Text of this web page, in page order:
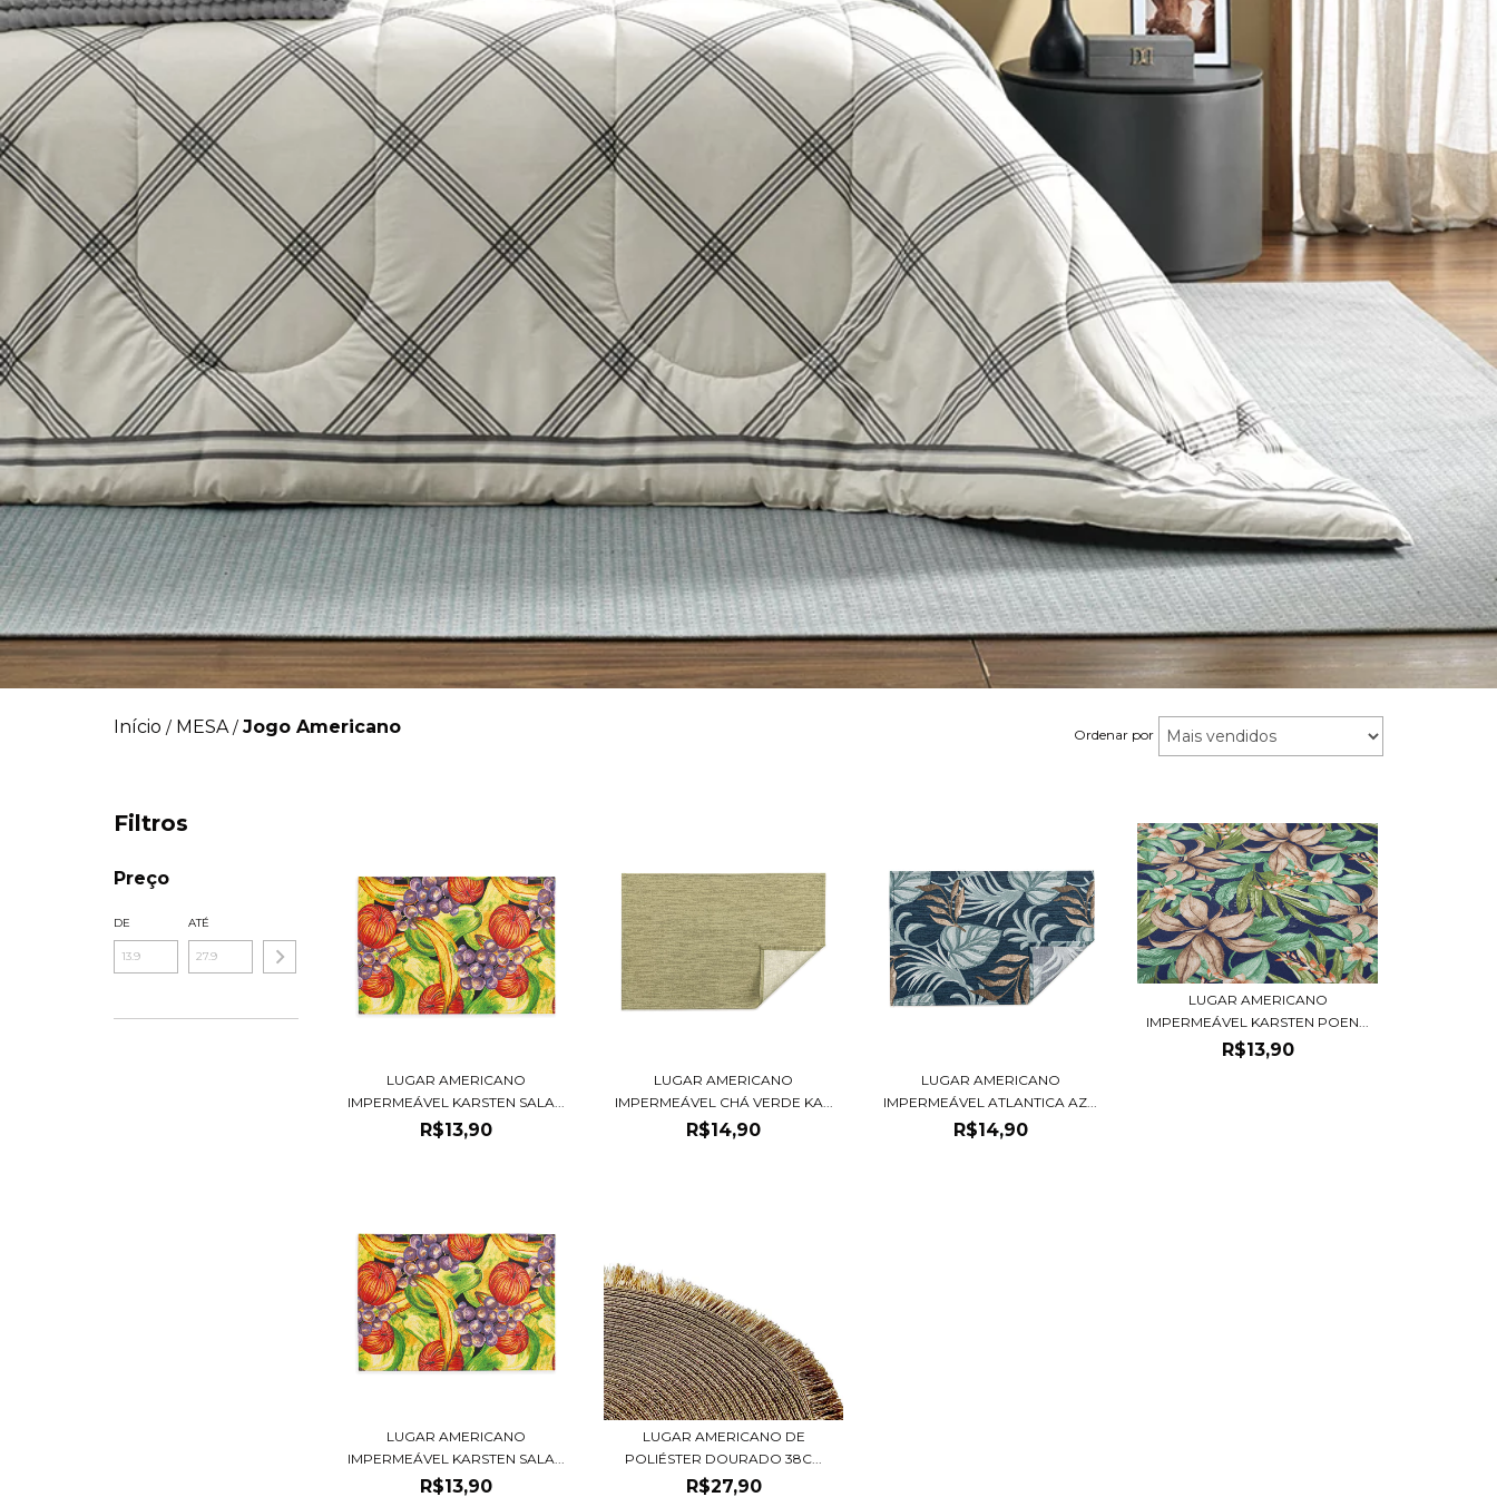
Início / MESA / Jogo Americano Ordenar por
Filtros
Preço
DE ATÉ
LUGAR AMERICANO
IMPERMEÁVEL KARSTEN SALA...
R$13,90
LUGAR AMERICANO
IMPERMEÁVEL CHÁ VERDE KA...
R$14,90
LUGAR AMERICANO
IMPERMEÁVEL ATLANTICA AZ...
R$14,90
LUGAR AMERICANO
IMPERMEÁVEL KARSTEN POEN...
R$13,90
LUGAR AMERICANO
IMPERMEÁVEL KARSTEN SALA...
R$13,90
LUGAR AMERICANO DE
POLIÉSTER DOURADO 38C...
R$27,90